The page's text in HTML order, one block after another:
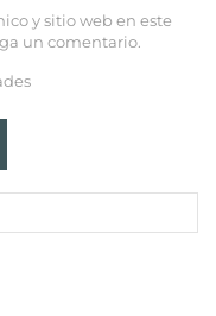
y sitio web en este
un comentario.